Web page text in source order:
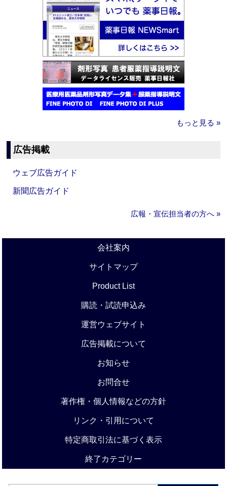
もっと見る »
広告掲載
ウェブ広告ガイド
新聞広告ガイド
広報・宣伝担当者の方へ »
会社案内
サイトマップ
Product List
購読・試読申込み
運営ウェブサイト
広告掲載について
お知らせ
お問合せ
著作権・個人情報などの方針
リンク・引用について
特定商取引法に基づく表示
終了カテゴリー